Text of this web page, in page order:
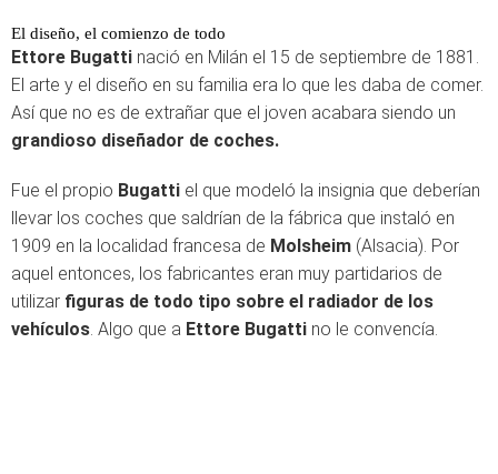
El diseño, el comienzo de todo
Ettore Bugatti nació en Milán el 15 de septiembre de 1881.
El arte y el diseño en su familia era lo que les daba de comer.
Así que no es de extrañar que el joven acabara siendo un
grandioso diseñador de coches.
Fue el propio Bugatti el que modeló la insignia que deberían
llevar los coches que saldrían de la fábrica que instaló en
1909 en la localidad francesa de Molsheim (Alsacia). Por
aquel entonces, los fabricantes eran muy partidarios de
utilizar figuras de todo tipo sobre el radiador de los
vehículos. Algo que a Ettore Bugatti no le convencía.